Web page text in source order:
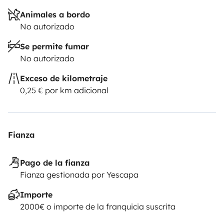
Animales a bordo
No autorizado
Se permite fumar
No autorizado
Exceso de kilometraje
0,25 € por km adicional
Fianza
Pago de la fianza
Fianza gestionada por Yescapa
Importe
2000€ o importe de la franquicia suscrita